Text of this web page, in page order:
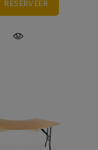
RESERVEER